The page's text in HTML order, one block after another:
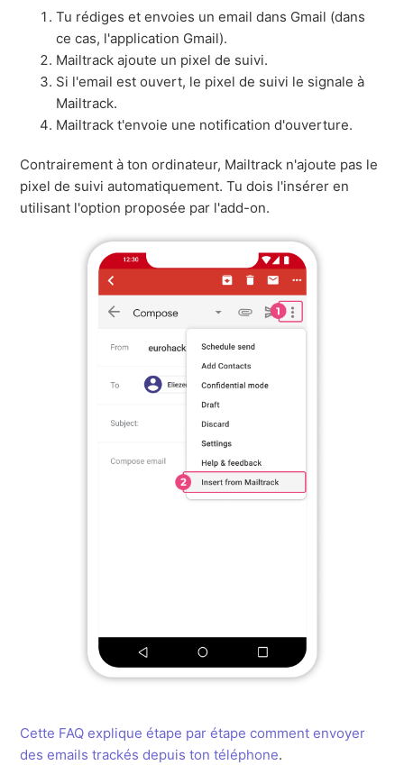
Tu rédiges et envoies un email dans Gmail (dans
ce cas, l'application Gmail).
Mailtrack ajoute un pixel de suivi.
Si l'email est ouvert, le pixel de suivi le signale à
Mailtrack.
Mailtrack t'envoie une notification d'ouverture.
Contrairement à ton ordinateur, Mailtrack n'ajoute pas le
pixel de suiviautomatiquement. Tu dois l'insérer en
utilisant l'option proposée par l'add-on.
Cette FAQ explique étape par étape comment envoyer
des emails trackés depuis ton téléphone.